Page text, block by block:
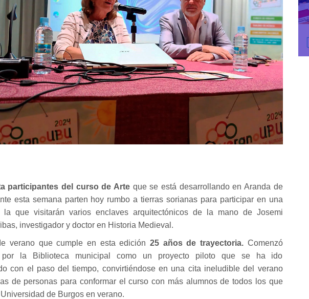
participantes del curso de Arteque se está desarrollando en Aranda de
esta semana parten hoy rumbo a tierras sorianas para participar en una
la que visitarán varios enclaves arquitectónicos de la mano de Josemi
investigador y doctor en Historia Medieval.
verano que cumple en esta edición 25 años de trayectoria.Comenzó
por la Biblioteca municipal como un proyecto piloto que se ha ido
con el paso del tiempo, convirtiéndose en una cita ineludible del verano
de personas para conformar el curso con más alumnos de todos los que
de Burgos en verano.